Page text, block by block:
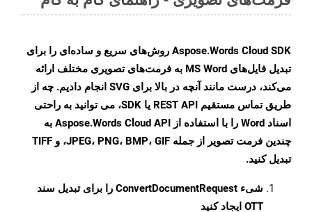
Aspose.Words Cloud SDK روش‌های سریع و ساده‌ای را برای
تبدیل فایل‌های MS Word به فرمت‌های تصویری مختلف ارائه
می‌کند، درست مانند آنچه در بالا برای SVG انجام دادیم. چه از
طریق تماس مستقیم REST API یا SDK، می توانید به راحتی
اسناد Word را با استفاده از Aspose.Words Cloud API به
چندین فرمت تصویر از جمله JPEG، PNG، BMP، GIF، و TIFF
تبدیل کنید.
شیء ConvertDocumentRequest را برای تبدیل سند
OTT ایجاد کنید